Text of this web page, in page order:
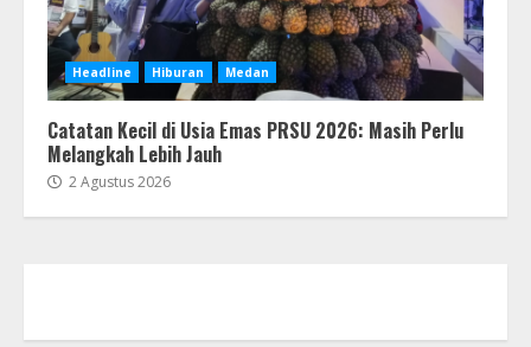
Headline Hiburan Medan
Catatan Kecil di Usia Emas PRSU 2026: Masih Perlu
Melangkah Lebih Jauh
2 Agustus 2026